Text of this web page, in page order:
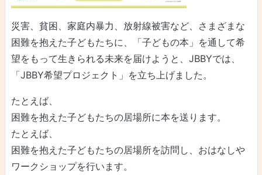
災害、貧困、家庭内暴力、放射線被害など、さまざまな
困難を抱えた子どもたちに、「子どもの本」を通して希
望をもって生きられる未来を届けようと、JBBYでは、
「JBBY希望プロジェクト」を立ち上げました。
たとえば、
困難を抱えた子どもたちの居場所に本を送ります。
たとえば、
困難を抱えた子どもたちの居場所を訪問し、おはなしや
ワークショップを行います。